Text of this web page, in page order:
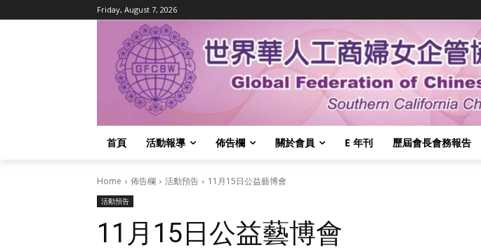
Friday, August 7, 2026
首頁 活動報導 佈告欄 關於會員 E 年刊 歷屆會長會務報告
Home 佈告欄 活動預告 11月15日公益藝博會
活動預告
11月15日公益藝博會